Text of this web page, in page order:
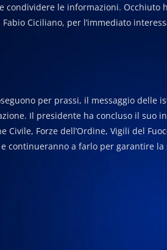
le informazioni. Occhiuto
Ciciliano, per l’immediato
per prassi, il messaggio delle
Il presidente ha concluso il suo
Forze dell’Ordine, Vigili del
continueranno a farlo per garantire la